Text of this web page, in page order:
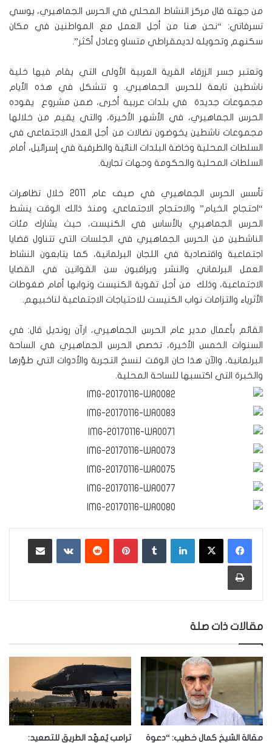
من جهته قال مركز النشاط المحلي في الحرس الجماهيري، يوسي
تسرفاتي: “نحن هنا من أجل العمل مع المواطنين في مكان
سكنهم وتحويله لديمقراطي متساو وعادل أكثر”.
وتعتبر جسر الزرقاء القرية العربية الأولى التي يقام فيها خلية
ناشطين تابعة للحرس الجماهيري. و تتشكل في هذه الأيام
مجموعات جديدة في بلدات عربية أخرى، ضمن مشروع يقوده
الحرس الجماهيري، في الأشهر الأخيرة، والتي يقيم من خلالها
مجموعات ناشطين يخوضون نضالات من أجل العدل الاجتماعي في
السلطات المحلية وخاضة البلدات النائية والطرفية في إسرائيل، أمام
السلطات المحلية والحكومة وجهات تجارية.
تأسس الحرس الجماهيري في صيف عام 2011 خلال تظاهرات
“احتجاج الخيام” والاحتجاج الاجتماعي. ومنذ ذالك الوقت ينشط
الحرس الجماهيري بالأساس في الكنيست، حيث يشارك مئات
الناشطين من الحرس الجماهيري في الجلسات التي تتناول قضايا
اجتماعية واقتصادية في اللجان البرلمانية، كما يتابعون النشاط
العمل البرلماني والنشر ويراقبون سن القوانين في القضايا
الاجتماعية، وذلك من أجل تقوية الكنيست ونوابها أمام ضغوطات
الأثرياء والتزامات نواب الكنيست للاحتياجات الاجتماعية لناخبيهم.
القائم بأعمال مدير عام الحرس الجماهيري، ارآن رونديل قال: في
السنوات الخمس الأخيرة، تخصص الحرس الجماهيري في الساحة
البرلمانية، والآن هذا حان الوقت لنسخ التجربة والأدوات التي طوّرها
والخبرة التي اكتسبها للساحة المحلية.
لينكدإن بينتيريست ‏VKontakte
طباعة
مقالات ذات صلة
مقالة الشيخ كمال خطيب: “دعوة
ترامب يُمهّد الطريق للتصعيد: